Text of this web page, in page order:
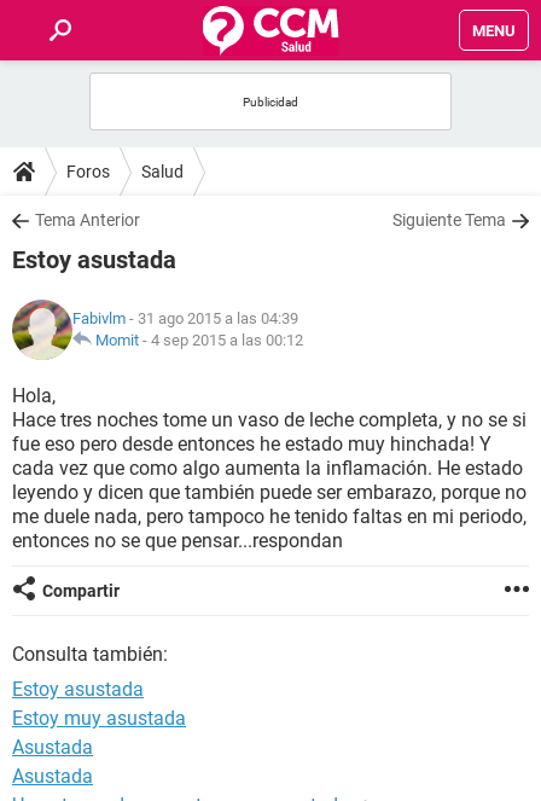
MENU
FOROS
SALUD
FAMILIA
NUTRICIÓN
BIENESTAR
SEXUALIDAD
GLOSARIO
Foros Salud
Tema Anterior Siguiente Tema
Estoy asustada
Fabivlm - 31 ago 2015 a las 04:39
Momit - 4 sep 2015 a las 00:12
Hola,
Hace tres noches tome un vaso de leche completa, y no se si
fue eso pero desde entonces he estado muy hinchada! Y
cada vez que como algo aumenta la inflamación. He estado
leyendo y dicen que también puede ser embarazo, porque no
me duele nada, pero tampoco he tenido faltas en mi periodo,
entonces no se que pensar...respondan
Compartir
Consulta también:
Estoy asustada
Estoy muy asustada
Asustada
Asustada